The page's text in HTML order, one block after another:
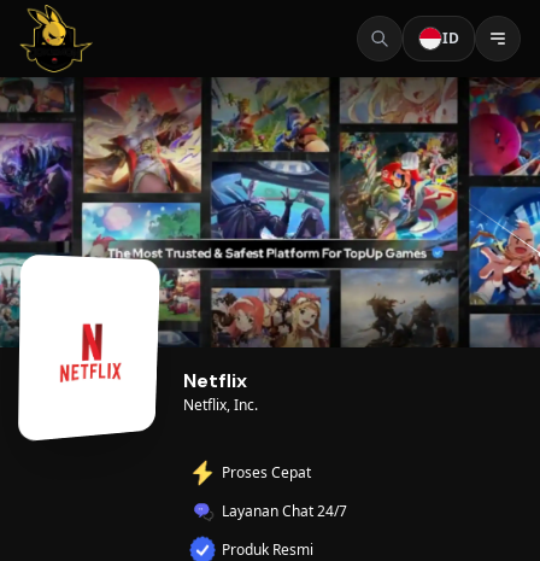
ID
Netflix
Netflix, Inc.
Proses Cepat
Layanan Chat 24/7
Produk Resmi